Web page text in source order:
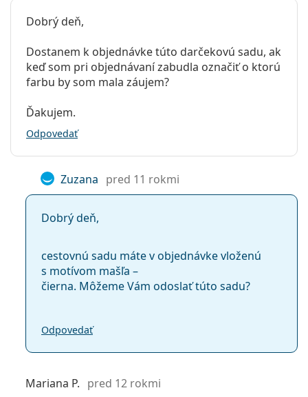
Dobrý deň,
Dostanem k objednávke túto darčekovú sadu, ak
keď som pri objednávaní zabudla označiť o ktorú
farbu by som mala záujem?
Ďakujem.
Odpovedať
Zuzana pred 11 rokmi
Dobrý deň,
cestovnú sadu máte v objednávke vloženú
s motívom mašľa –
čierna. Môžeme Vám odoslať túto sadu?
Odpovedať
Mariana P. pred 12 rokmi